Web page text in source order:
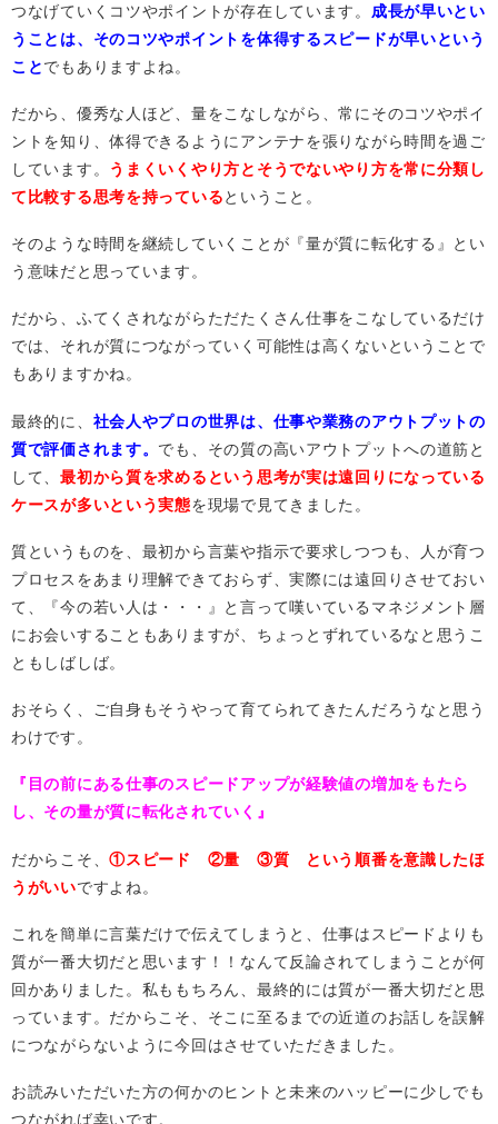
つなげていくコツやポイントが存在しています。 成長が早いとい
うことは、そのコツやポイントを体得するスピードが早いという
ことでもありますよね。
だから、優秀な人ほど、量をこなしながら、常にそのコツやポイ
ントを知り、体得できるようにアンテナを張りながら時間を過ご
しています。 うまくいくやり方とそうでないやり方を常に分類し
て比較する思考を持っているということ。
そのような時間を継続していくことが『量が質に転化する』とい
う意味だと思っています。
だから、ふてくされながらただたくさん仕事をこなしているだけ
では、それが質につながっていく可能性は高くないということで
もありますかね。
最終的に、 社会人やプロの世界は、仕事や業務のアウトプットの
質で評価されます。 でも、その質の高いアウトプットへの道筋と
して、最初から質を求めるという思考が実は遠回りになっている
ケースが多いという実態を現場で見てきました。
質というものを、最初から言葉や指示で要求しつつも、人が育つ
プロセスをあまり理解できておらず、実際には遠回りさせておい
て、『今の若い人は・・・』と言って嘆いているマネジメント層
にお会いすることもありますが、ちょっとずれているなと思うこ
ともしばしば。
おそらく、ご自身もそうやって育てられてきたんだろうなと思う
わけです。
『目の前にある仕事のスピードアップが経験値の増加をもたら
し、その量が質に転化されていく』
だからこそ、①スピード ②量 ③質 という順番を意識したほ
うがいいですよね。
これを簡単に言葉だけで伝えてしまうと、仕事はスピードよりも
質が一番大切だと思います！！なんて反論されてしまうことが何
回かありました。私ももちろん、最終的には質が一番大切だと思
っています。だからこそ、そこに至るまでの近道のお話しを誤解
につながらないように今回はさせていただきました。
お読みいただいた方の何かのヒントと未来のハッピーに少しでも